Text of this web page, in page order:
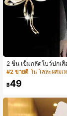
2 ชิ้น เข็มกลัดโบว์ปกเ
ฮาโลวีน ฤดูร้อน โรงเรีย
#2 ขายดี
฿49